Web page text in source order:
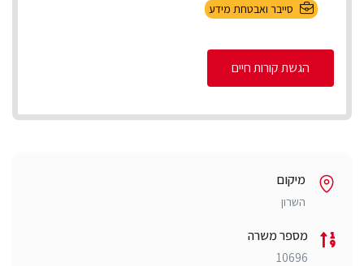
סייבר ואבטחת מידע
הגשת קורות חיים
מיקום
השרון
מספר משרה
10696